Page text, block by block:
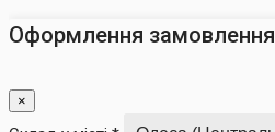
Оформлення замовлення
×